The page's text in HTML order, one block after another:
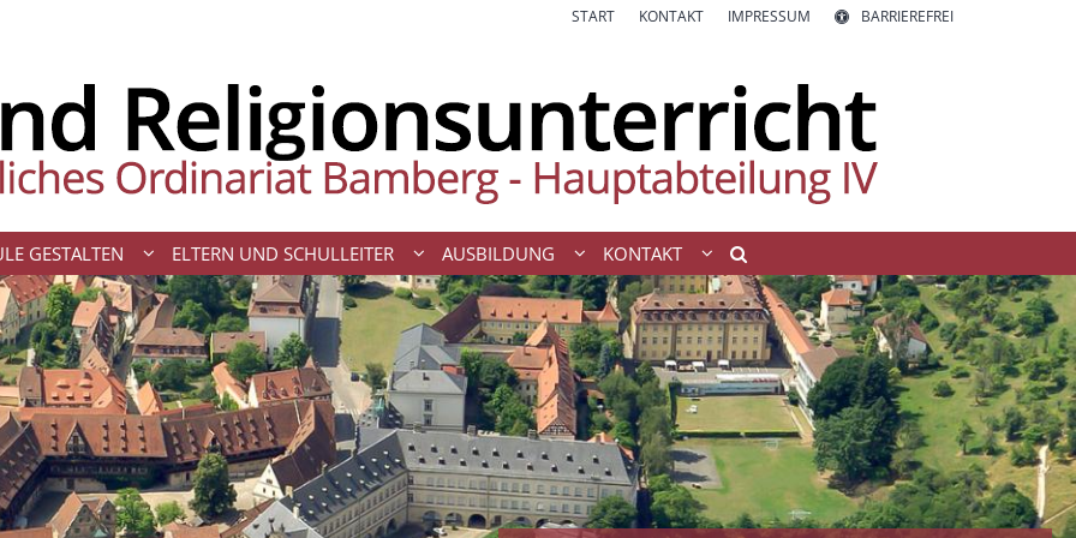
START KONTAKT IMPRESSUM BARRIEREFREI
GESTALTEN ELTERN UND SCHULLEITER AUSBILDUNG KONTAKT